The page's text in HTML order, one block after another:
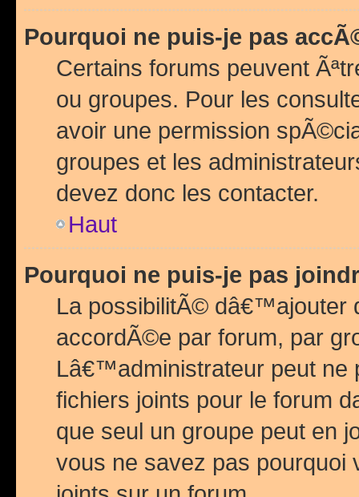
Pourquoi ne puis-je pas
Certains forums peuvent
ou groupes. Pour les
avoir une permission
groupes et les
devez donc les contacter.
Haut
Pourquoi ne puis-je pas
La possibilitÃ© dâ€™ajouter
accordÃ©e par forum, par
Lâ€™administrateur peut
fichiers joints pour le forum
que seul un groupe peut en
vous ne savez pas pourquoi